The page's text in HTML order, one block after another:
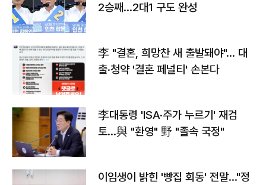
2승째…2대1 구도 완성
李 "결혼, 희망찬 새 출발돼야"… 대
출·청약 '결혼 페널티' 손본다
李대통령 'ISA·주가 누르기' 재검
토…與 "환영" 野 "졸속 국정"
이임생이 밝힌 '빵집 회동' 전말…"정